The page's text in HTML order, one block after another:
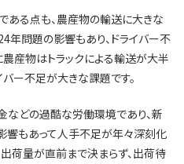
る点も、農産物の輸送に大きな
年問題の影響もあり、ドライバー不
農産物はトラックによる輸送が大半
ー不足が大きな課題です。
などの過酷な労働環境であり、新
もあって人手不足が年々深刻化
荷量が直前まで決まらず、出荷待